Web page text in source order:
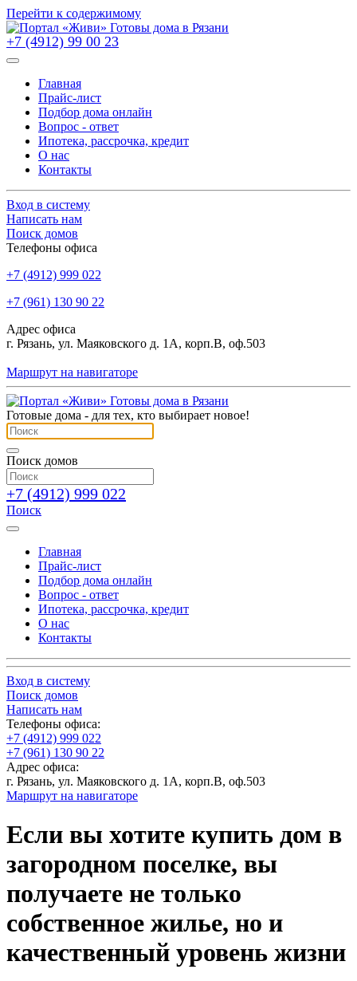
Перейти к содержимому
+7 (4912) 99 00 23
Главная
Прайс-лист
Подбор дома онлайн
Вопрос - ответ
Ипотека, рассрочка, кредит
О нас
Контакты
Вход в систему
Написать нам
Поиск домов
Телефоны офиса
+7 (4912) 999 022
+7 (961) 130 90 22
Адрес офиса
г. Рязань, ул. Маяковского д. 1А, корп.В, оф.503
Маршрут на навигаторе
Готовые дома - для тех, кто выбирает новое!
Поиск домов
+7 (4912) 999 022
Поиск
Главная
Прайс-лист
Подбор дома онлайн
Вопрос - ответ
Ипотека, рассрочка, кредит
О нас
Контакты
Вход в систему
Поиск домов
Написать нам
Телефоны офиса:
+7 (4912) 999 022
+7 (961) 130 90 22
Адрес офиса:
г. Рязань, ул. Маяковского д. 1А, корп.В, оф.503
Маршрут на навигаторе
Если вы хотите купить дом в
загородном поселке, вы
получаете не только
собственное жилье, но и
качественный уровень жизни